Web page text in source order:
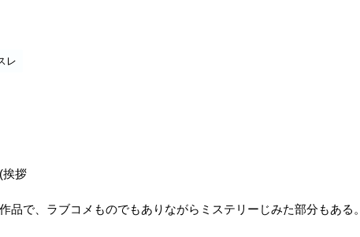
レ
挨拶
品で、ラブコメものでもありながらミステリーじみた部分もある。